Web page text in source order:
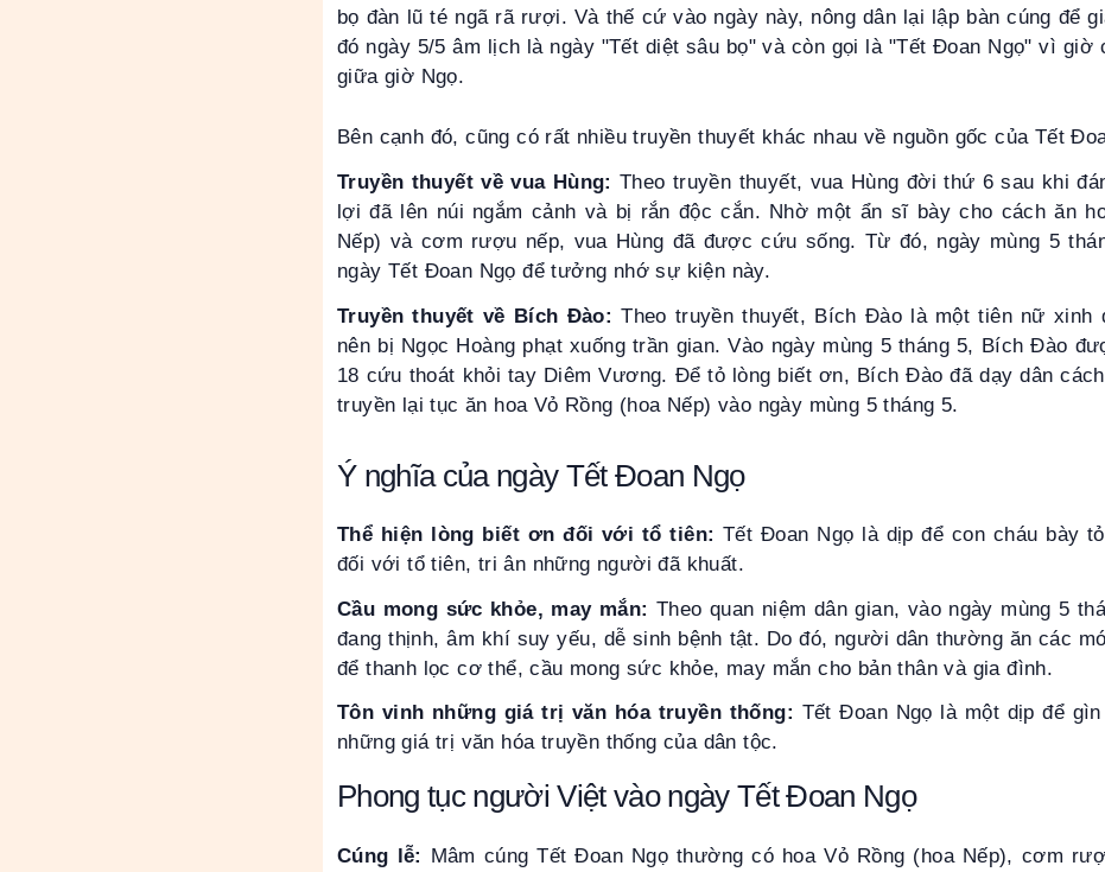
bọ đàn lũ té ngã rã rượi. Và thế cứ vào ngày này, nông dân lại lập bàn cúng để
đó ngày 5/5 âm lịch là ngày "Tết diệt sâu bọ" và còn gọi là "Tết Đoan Ngọ" vì giờ
giữa giờ Ngọ.
Bên cạnh đó, cũng có rất nhiều truyền thuyết khác nhau về nguồn gốc của Tết
Truyền thuyết về vua Hùng:Theo truyền thuyết, vua Hùng đời thứ 6 sau khi
lợi đã lên núi ngắm cảnh và bị rắn độc cắn. Nhờ một ẩn sĩ bày cho cách ăn
Nếp) và cơm rượu nếp, vua Hùng đã được cứu sống. Từ đó, ngày mùng 5
ngày Tết Đoan Ngọ để tưởng nhớ sự kiện này.
Truyền thuyết về Bích Đào:Theo truyền thuyết, Bích Đào là một tiên nữ xinh
nên bị Ngọc Hoàng phạt xuống trần gian. Vào ngày mùng 5 tháng 5, Bích Đào
18 cứu thoát khỏi tay Diêm Vương. Để tỏ lòng biết ơn, Bích Đào đã dạy dân
truyền lại tục ăn hoa Vỏ Rồng (hoa Nếp) vào ngày mùng 5 tháng 5.
Ý nghĩa của ngày Tết Đoan Ngọ
Thể hiện lòng biết ơn đối với tổ tiên: Tết Đoan Ngọ là dịp để con cháu bày
đối với tổ tiên, tri ân những người đã khuất.
Cầu mong sức khỏe, may mắn: Theo quan niệm dân gian, vào ngày mùng 5
đang thịnh, âm khí suy yếu, dễ sinh bệnh tật. Do đó, người dân thường ăn các
để thanh lọc cơ thể, cầu mong sức khỏe, may mắn cho bản thân và gia đình.
Tôn vinh những giá trị văn hóa truyền thống: Tết Đoan Ngọ là một dịp để
những giá trị văn hóa truyền thống của dân tộc.
Phong tục người Việt vào ngày Tết Đoan Ngọ
Cúng lễ: Mâm cúng Tết Đoan Ngọ thường có hoa Vỏ Rồng (hoa Nếp), cơm